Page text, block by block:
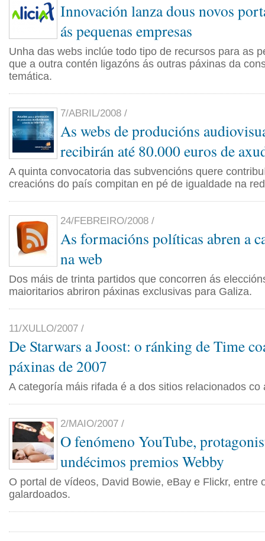
Innovación lanza dous novos
ás pequenas empresas
Unha das webs inclúe todo tipo de recursos para as
que a outra contén ligazóns ás outras páxinas da
temática.
7/ABRIL/2008 /
As webs de producións
recibirán até 80.000 euros de
A quinta convocatoria das subvencións quere
creacións do país compitan en pé de igualdade na
24/FEBREIRO/2008 /
As formacións políticas abren a
na web
Dos máis de trinta partidos que concorren ás
maioritarios abriron páxinas exclusivas para Galiza.
11/XULLO/2007 /
De Starwars a Joost: o ránking de Time
páxinas de 2007
A categoría máis rifada é a dos sitios relacionados co
2/MAIO/2007 /
O fenómeno YouTube,
undécimos premios Webby
O portal de vídeos, David Bowie, eBay e Flickr, entre
galardoados.